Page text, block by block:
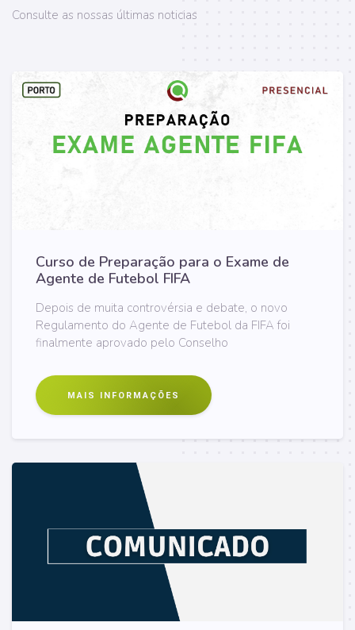
Consulte as nossas últimas noticias
Curso de Preparação para o Exame de
Agente de Futebol FIFA
Depois de muita controvérsia e debate, o novo
Regulamento do Agente de Futebol da FIFA foi
finalmente aprovado pelo Conselho
MAIS INFORMAÇÕES